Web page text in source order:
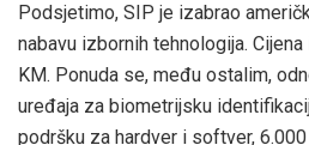
Podsjetimo, SIP je izabrao
nabavu izbornih tehnologija.
KM. Ponuda se, među ostalim,
uređaja za biometrijsku
podršku za hardver i softver,